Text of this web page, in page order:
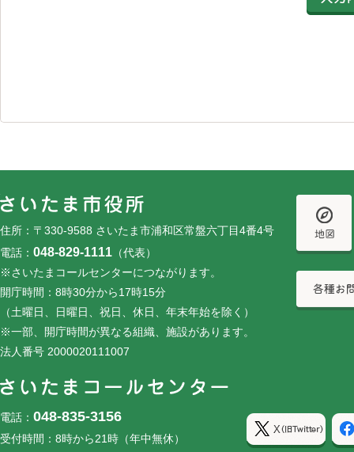
住所：〒330-9588 さいたま市浦和区常盤六丁目4番4号
電話： 048-829-1111 （代表）
※さいたまコールセンターにつながります。
開庁時間：8時30分から17時15分
（土曜日、日曜日、祝日、休日、年末年始を除く）
※一部、開庁時間が異なる組織、施設があります。
法人番号 2000020111007
電話： 048-835-3156
受付時間：8時から21時（年中無休）